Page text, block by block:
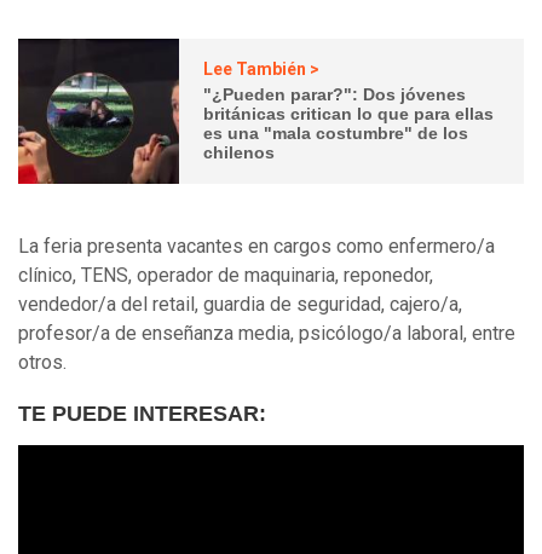
Lee También >
"¿Pueden parar?": Dos jóvenes
británicas critican lo que para ellas
es una "mala costumbre" de los
chilenos
La feria presenta vacantes en cargos como enfermero/a
clínico, TENS, operador de maquinaria, reponedor,
vendedor/a del retail, guardia de seguridad, cajero/a,
profesor/a de enseñanza media, psicólogo/a laboral, entre
otros.
TE PUEDE INTERESAR: